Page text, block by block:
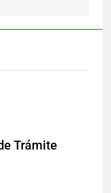
Trámite